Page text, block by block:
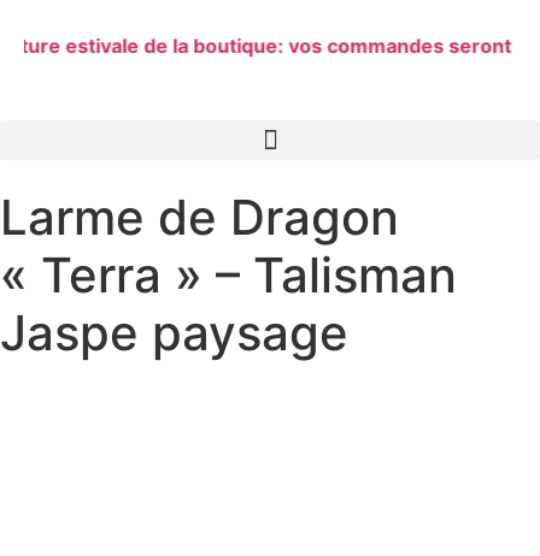
estivale de la boutique: vos commandes seront
Larme de Dragon
« Terra » – Talisman
Jaspe paysage